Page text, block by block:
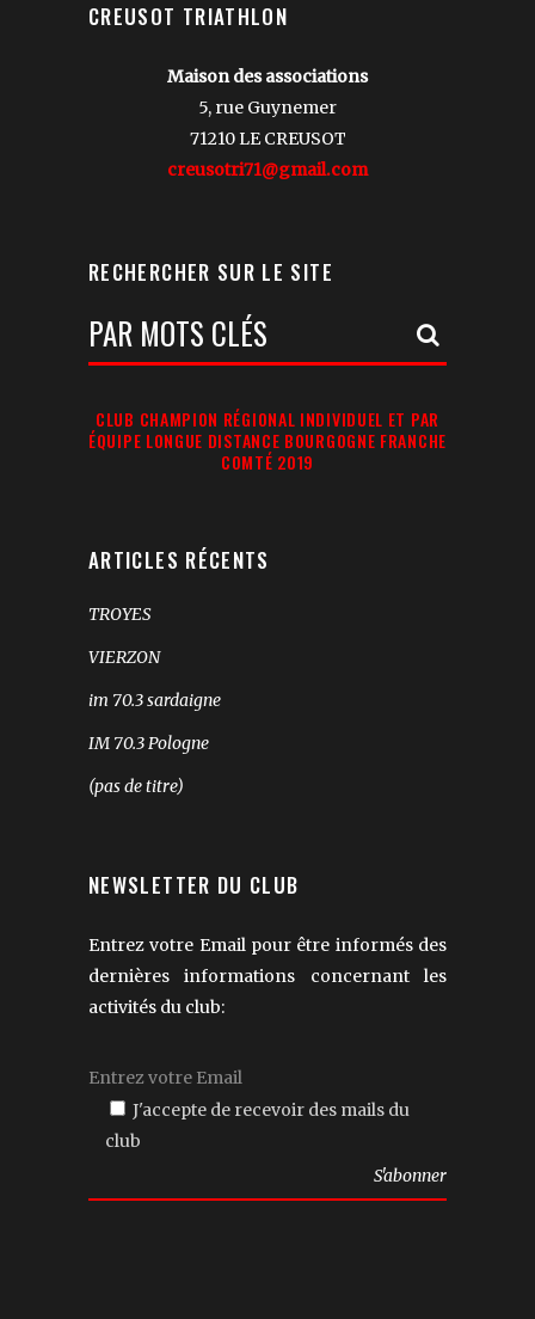
CREUSOT TRIATHLON
Maison des associations
5, rue Guynemer
71210 LE CREUSOT
creusotri71@gmail.com
RECHERCHER SUR LE SITE
Votre
Recherche:
CLUB CHAMPION RÉGIONAL INDIVIDUEL ET PAR
ÉQUIPE LONGUE DISTANCE BOURGOGNE FRANCHE
COMTÉ 2019
ARTICLES RÉCENTS
TROYES
VIERZON
im 70.3 sardaigne
IM 70.3 Pologne
(pas de titre)
NEWSLETTER DU CLUB
Entrez votre Email pour être informés des
dernières informations concernant les
activités du club:
J'accepte de recevoir des mails du
club
laisser